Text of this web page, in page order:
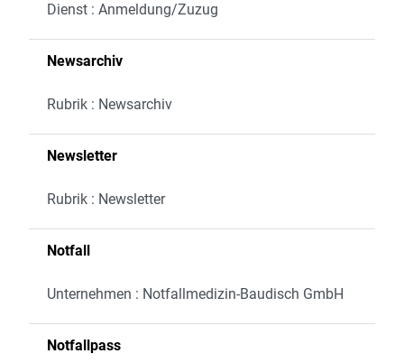
Dienst : Anmeldung/Zuzug
Newsarchiv
Rubrik : Newsarchiv
Newsletter
Rubrik : Newsletter
Notfall
Unternehmen : Notfallmedizin-Baudisch GmbH
Notfallpass